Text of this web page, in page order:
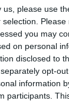
please use
you may
on personal
disclosed to
opt-
information
participants.
náci
egy
náci